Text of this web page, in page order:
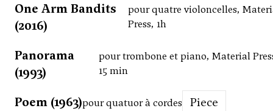
One Arm Bandits
(2016)
pour quatre violoncelles,
Press, 1h
Panorama
(1993)
pour trombone et piano, Material
15 min
Poem (1963)pour quatuor à cordes Piece